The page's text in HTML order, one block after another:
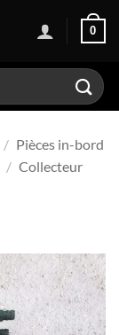
0
/ Pièces in-bord
/ Collecteur